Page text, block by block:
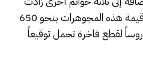
من وهج الإطلالة. وقد قُدّرت قيمة هذه المجوهرات بنحو 650
لقطع فاخرة تحمل توقيعاً